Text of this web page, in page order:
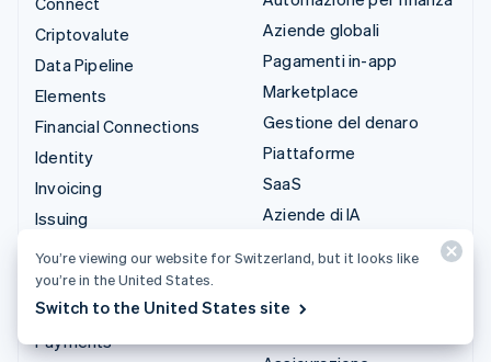
Criptovalute
Data Pipeline
Elements
Financial Connections
Identity
Invoicing
Issuing
Link
Managed Payments
Link di pagamento
Payments
Aziende globali
Pagamenti in-app
Marketplace
Gestione del denaro
Piattaforme
SaaS
Aziende di IA
Ospitalità, viaggi e
You’re viewing our website for Switzerland, but it looks like
you’re in the United States.
Switch to the United States site